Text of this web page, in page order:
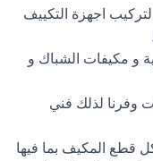
اجهزة التكييف
و مكيفات الشباك و
وفرنا لذلك فني
قطع المكيف بما فيها